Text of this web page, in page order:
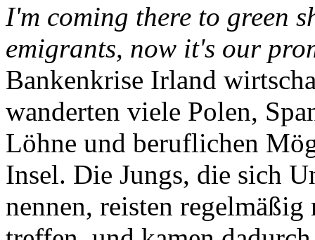
I'm coming there to green
emigrants, now it's our
Bankenkrise Irland
wanderten viele Polen,
Löhne und beruflichen
Insel. Die Jungs, die sich
nennen, reisten